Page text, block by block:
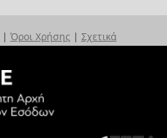
| Όροι Χρήσης | Σχετικά